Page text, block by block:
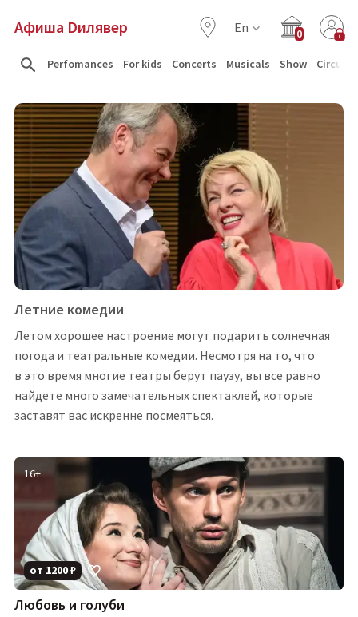
Афиша Dилявер En 0
Perfomances For kids Concerts Musicals Show Circus
Летние комедии
Летом хорошее настроение могут подарить солнечная
погода и театральные комедии. Несмотря на то, что
в это время многие театры берут паузу, вы все равно
найдете много замечательных спектаклей, которые
заставят вас искренне посмеяться.
16+
от 1200₽
Любовь и голуби